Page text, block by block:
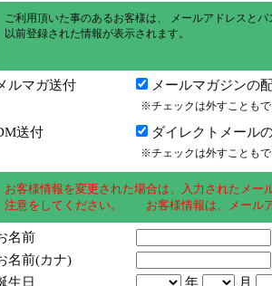
ご利用頂いた事のあるお客様は、 メールアドレスと
以前登録された情報が表示されます。
ルマガ送付 メールマガジンの
※チェックは外すことも
送付 ダイレクトメール
※チェックは外すことも
お客様情報を変更された場合は、入力されたメ
注意をしてください。 お客様情報は、メール
名前
名前(カナ)
生日
年
月